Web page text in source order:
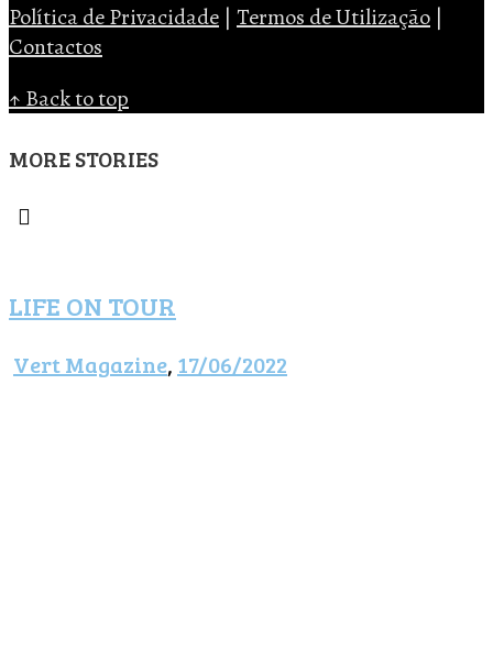
Política de Privacidade | Termos de Utilização |
Contactos
↑ Back to top
MORE STORIES
LIFE ON TOUR
Vert Magazine, 17/06/2022